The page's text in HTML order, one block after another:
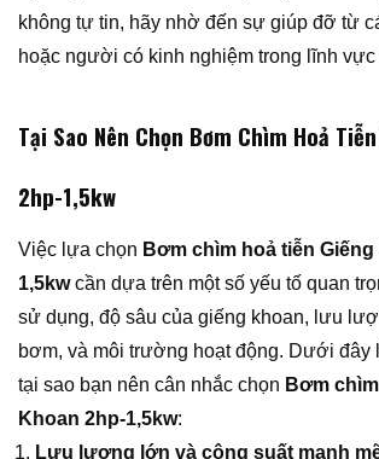
không tự tin, hãy nhờ đến sự giúp đỡ từ
hoặc người có kinh nghiệm trong lĩnh vực
Tại Sao Nên Chọn Bơm Chìm Hoả
2hp-1,5kw
Việc lựa chọn Bơm chìm hoả tiễn
1,5kwcần dựa trên một số yếu tố quan
sử dụng, độ sâu của giếng khoan, lưu
bơm, và môi trường hoạt động. Dưới đây
tại sao bạn nên cân nhắc chọn Bơm
Khoan 2hp-1,5kw:
Lưu lượng lớn và công suất mạnh